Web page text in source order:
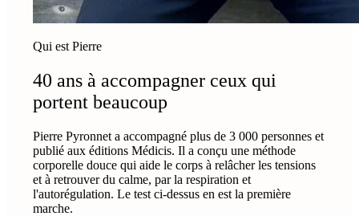
Qui est Pierre
40 ans à accompagner ceux qui
portent beaucoup
Pierre Pyronnet a accompagné plus de 3 000 personnes et
publié aux éditions Médicis. Il a conçu une méthode
corporelle douce qui aide le corps à relâcher les tensions
et à retrouver du calme, par la respiration et
l'autorégulation. Le test ci-dessus en est la première
marche.